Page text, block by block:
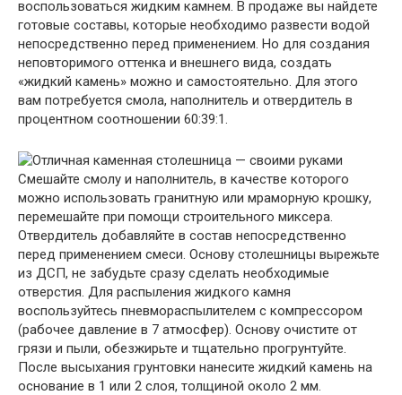
воспользоваться жидким камнем. В продаже вы найдете
готовые составы, которые необходимо развести водой
непосредственно перед применением. Но для создания
неповторимого оттенка и внешнего вида, создать
«жидкий камень» можно и самостоятельно. Для этого
вам потребуется смола, наполнитель и отвердитель в
процентном соотношении 60:39:1.
Смешайте смолу и наполнитель, в качестве которого
можно использовать гранитную или мраморную крошку,
перемешайте при помощи строительного миксера.
Отвердитель добавляйте в состав непосредственно
перед применением смеси. Основу столешницы вырежьте
из ДСП, не забудьте сразу сделать необходимые
отверстия. Для распыления жидкого камня
воспользуйтесь пневмораспылителем с компрессором
(рабочее давление в 7 атмосфер). Основу очистите от
грязи и пыли, обезжирьте и тщательно прогрунтуйте.
После высыхания грунтовки нанесите жидкий камень на
основание в 1 или 2 слоя, толщиной около 2 мм.